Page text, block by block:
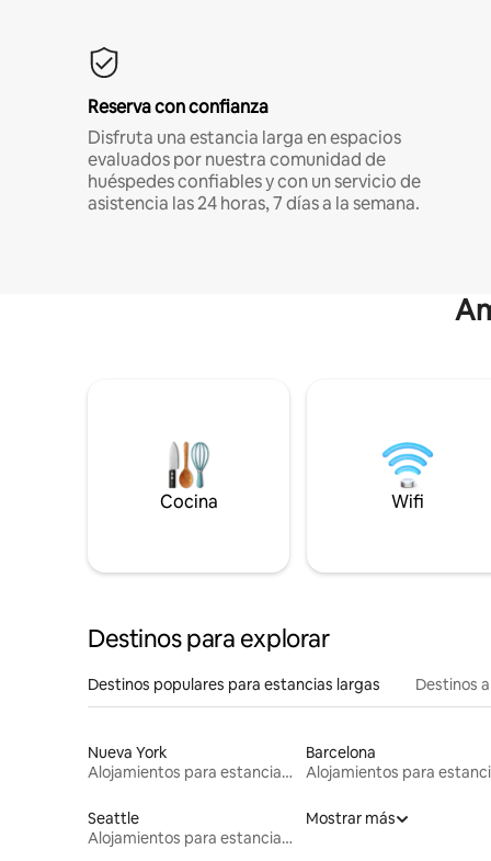
Reserva con confianza
Disfruta una estancia larga en espacios
evaluados por nuestra comunidad de
huéspedes confiables y con un servicio de
asistencia las 24 horas, 7 días a la semana.
Cocina Wifi
Destinos para explorar
Destinos populares para estancias largas Destinos
Nueva York
Alojamientos para estancias largas
Barcelona
Seattle
Alojamientos para estancias largas
Mostrar más